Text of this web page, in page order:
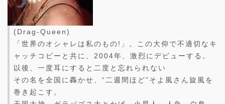
(Drag-Queen)
「世界のオシャレは私のもの!」。この大仰で不適切なキ
ャッチコピーと共に、2004年、激烈にデビューする。
以後、一度耳にすると二度と忘れられない
その名を全国に轟かせ、“二週間ほど”そよ風さん旋風を
巻き起こす。